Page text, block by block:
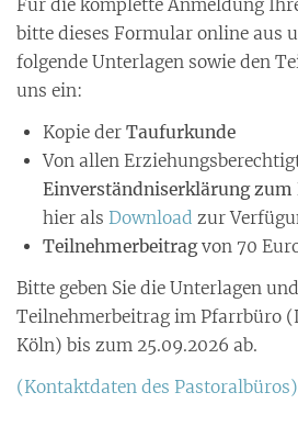
Für die komplette Anmeldung
bitte dieses Formular online aus
folgende Unterlagen sowie den
uns ein:
Kopie der Taufurkunde
Von allen
Einverständniserklärung zum
hier als Download zur
Teilnehmerbeitragvon 70
Bitte geben Sie die Unterlagen
Teilnehmerbeitrag im Pfarrbüro
Köln) bis zum 25.09.2026 ab.
(Kontaktdaten des Pastoralbüros)